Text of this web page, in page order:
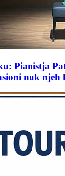
Pianistja
nuk njeh